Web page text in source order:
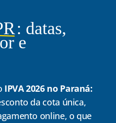
: datas,
e
IPVA 2026 no Paraná:
da cota única,
online, o que